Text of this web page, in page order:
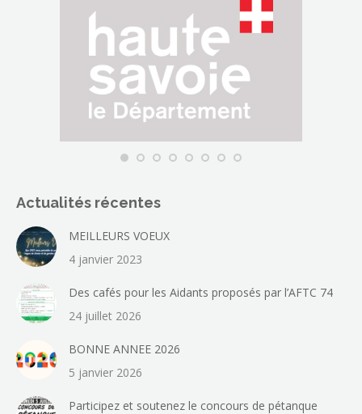
Actualités récentes
MEILLEURS VOEUX
4 janvier 2023
Des cafés pour les Aidants proposés par l’AFTC 74
24 juillet 2026
BONNE ANNEE 2026
5 janvier 2026
Participez et soutenez le concours de pétanque